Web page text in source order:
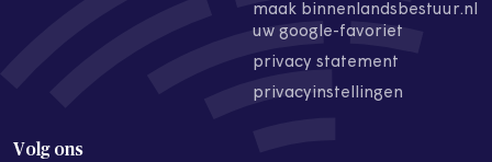
maak binnenlandsbestuur.nl
uw google-favoriet
privacy statement
privacyinstellingen
Volg ons